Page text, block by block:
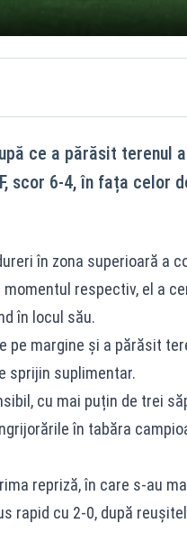
ce a părăsit terenul
scor 6-4, în fața celor
în zona superioară a
respectiv, el a
în locul său.
pe margine și a părăsit
sprijin suplimentar.
cu mai puțin de trei
în tabăra
repriză, în care s-au
rapid cu 2-0, după